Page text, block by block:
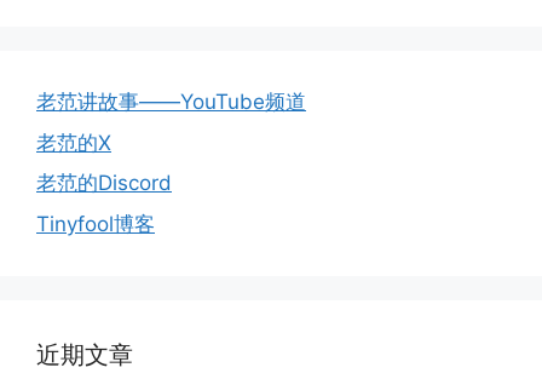
老范讲故事——YouTube频道
老范的X
老范的Discord
Tinyfool博客
近期文章